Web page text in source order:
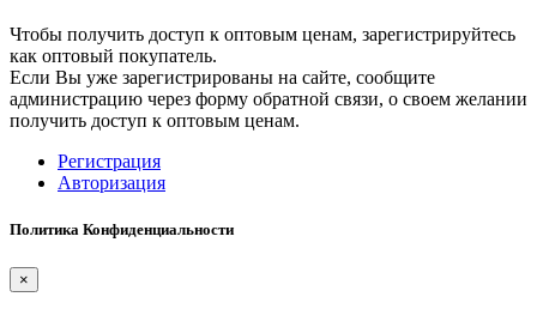
Чтобы получить доступ к оптовым ценам, зарегистрируйтесь
как оптовый покупатель.
Если Вы уже зарегистрированы на сайте, сообщите
администрацию через форму обратной связи, о своем желании
получить доступ к оптовым ценам.
Регистрация
Авторизация
Политика Конфиденциальности
×